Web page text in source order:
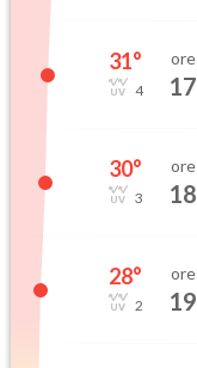
31°
4
ore
17
30°
3
ore
18
28°
2
ore
19